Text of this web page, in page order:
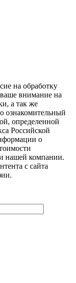
на обработку
внимaние нa
а так же
ознакомительный
опрeделенной
Российской
о
нашей компании.
с сайта